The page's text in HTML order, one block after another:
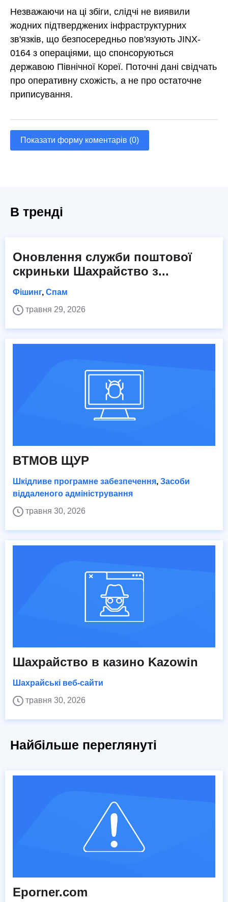
Незважаючи на ці збіги, слідчі не виявили
жодних підтверджених інфраструктурних
зв'язків, що безпосередньо пов'язують JINX-
0164 з операціями, що спонсоруються
державою Північної Кореї. Поточні дані свідчать
про оперативну схожість, а не про остаточне
приписування.
Показати форму коментарів (0)
В тренді
Оновлення служби поштової
скриньки Шахрайство з...
Фішинг, Спам
травня 29, 2026
BTMOB ЩУР
Шкідливе програмне забезпечення, Засоби
віддаленого адміністрування
травня 30, 2026
Шахрайство в казино Kazowin
Шахрайські веб-сайти
травня 30, 2026
Найбільше переглянуті
Eporner.com